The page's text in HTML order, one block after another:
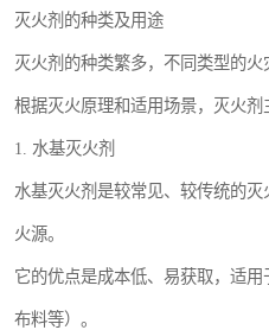
灭火剂的种类及用途
灭火剂的种类繁多，不同类型的火
根据灭火原理和适用场景，灭火剂
1. 水基灭火剂
水基灭火剂是较常见、较传统的
火源。
它的优点是成本低、易获取，适用
布料等）。